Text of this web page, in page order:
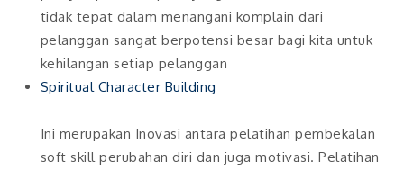
tidak tepat dalam menangani komplain dari
pelanggan sangat berpotensi besar bagi kita untuk
kehilangan setiap pelanggan
Spiritual Character Building
Ini merupakan Inovasi antara pelatihan pembekalan
soft skill perubahan diri dan juga motivasi. Pelatihan